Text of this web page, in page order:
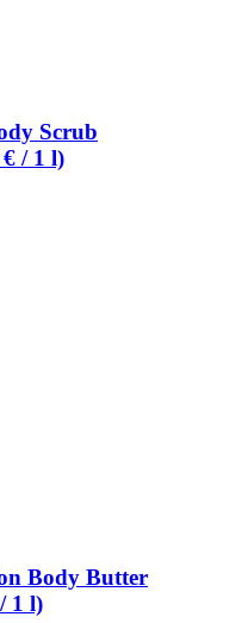
Scrub
/ 1 l)
Body Butter
1 l)